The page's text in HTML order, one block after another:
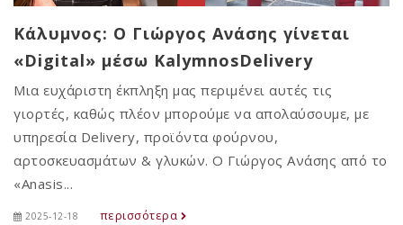
Κάλυμνος: Ο Γιώργος Ανάσης γίνεται
«Digital» μέσω KalymnosDelivery
Μια ευχάριστη έκπληξη μας περιμένει αυτές τις
γιορτές, καθώς πλέον μπορούμε να απολαύσουμε, με
υπηρεσία Delivery, προϊόντα φούρνου,
αρτοσκευασμάτων & γλυκών. Ο Γιώργος Ανάσης από το
«Anasis...
2025-12-18 περισσότερα